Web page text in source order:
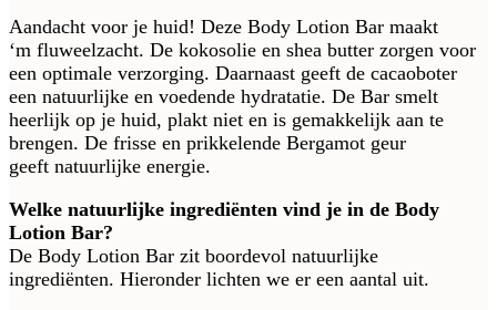
Aandacht voor je huid! Deze Body Lotion Bar maakt
‘m fluweelzacht. De kokosolie en shea butter zorgen voor
een optimale verzorging. Daarnaast geeft de cacaoboter
een natuurlijke en voedende hydratatie. De Bar smelt
heerlijk op je huid, plakt niet en is gemakkelijk aan te
brengen. De frisse en prikkelende Bergamot geur
geeft natuurlijke energie.
Welke natuurlijke ingrediënten vind je in de Body
Lotion Bar?
De Body Lotion Bar zit boordevol natuurlijke
ingrediënten. Hieronder lichten we er een aantal uit.